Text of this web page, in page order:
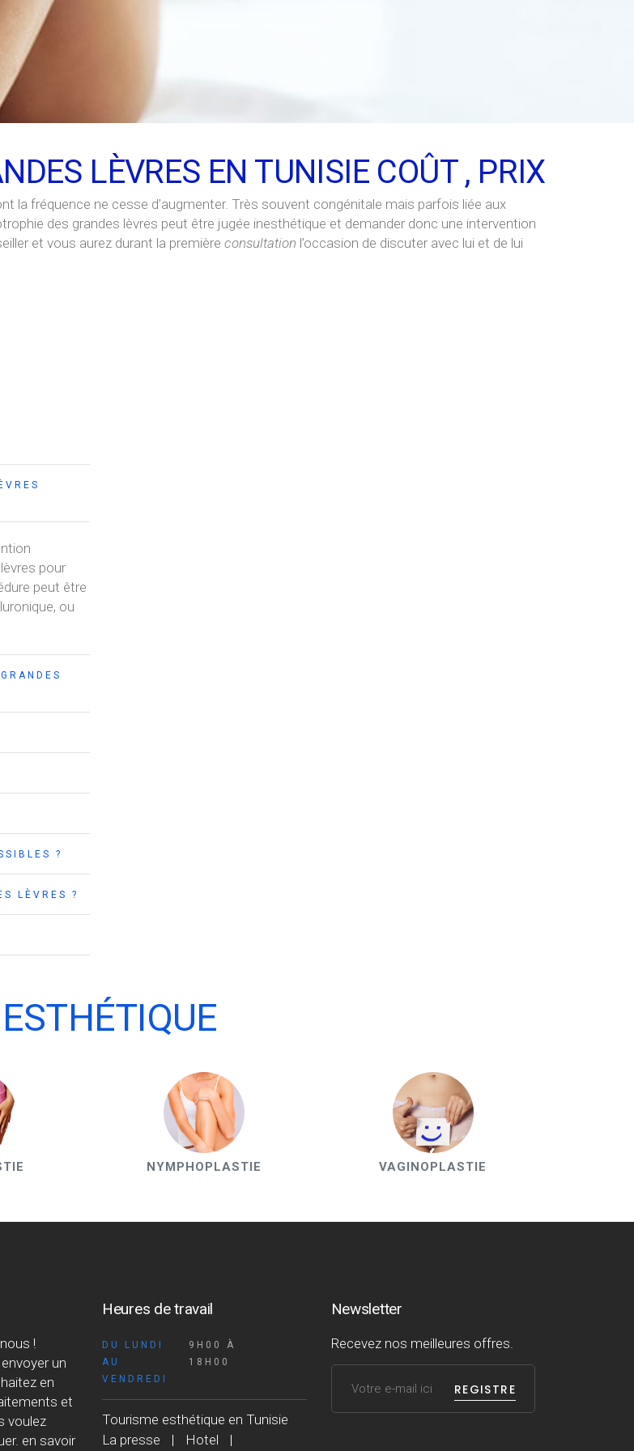
LÈVRES EN TUNISIE COÛT , PRIX
la fréquence ne cesse d’augmenter. Très souvent congénitale mais parfois liée aux
des grandes lèvres peut être jugée inesthétique et demander donc une intervention
et vous aurez durant la première consultation l’occasion de discuter avec lui et de lui
pour
peut être
ou
?
LÈVRES ?
NYMPHOPLASTIE VAGINOPLASTIE
!
un
en
et
voulez
en savoir
Heures de travail
DU LUNDI
AU
VENDREDI
9H00 À
18H00
Tourisme esthétique en Tunisie
La presse
Hotel
Newsletter
Recevez nos meilleures offres.
REGISTRE